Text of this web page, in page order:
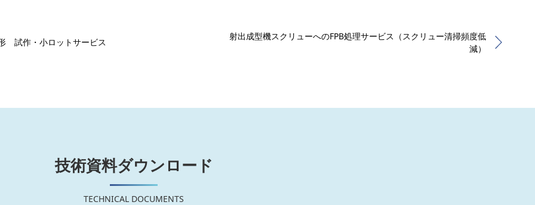
試作・小ロットサービス
射出成型機スクリューへのFPB処理サービス（スクリュー清掃頻度低
減）
技術資料ダウンロード
TECHNICAL DOCUMENTS